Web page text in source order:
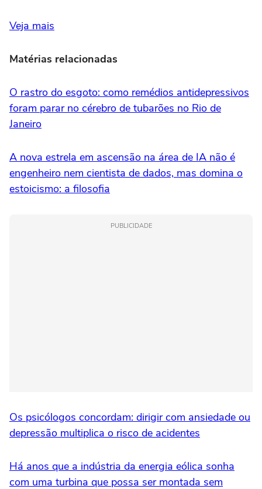
Veja mais
Matérias relacionadas
O rastro do esgoto: como remédios antidepressivos
foram parar no cérebro de tubarões no Rio de
Janeiro
A nova estrela em ascensão na área de IA não é
engenheiro nem cientista de dados, mas domina o
estoicismo: a filosofia
PUBLICIDADE
Os psicólogos concordam: dirigir com ansiedade ou
depressão multiplica o risco de acidentes
Há anos que a indústria da energia eólica sonha
com uma turbina que possa ser montada sem